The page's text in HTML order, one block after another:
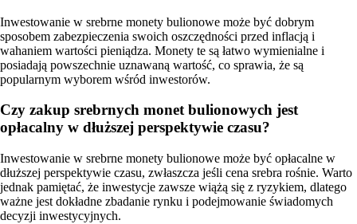
Inwestowanie w srebrne monety bulionowe może być dobrym
sposobem zabezpieczenia swoich oszczędności przed inflacją i
wahaniem wartości pieniądza. Monety te są łatwo wymienialne i
posiadają powszechnie uznawaną wartość, co sprawia, że są
popularnym wyborem wśród inwestorów.
Czy zakup srebrnych monet bulionowych jest
opłacalny w dłuższej perspektywie czasu?
Inwestowanie w srebrne monety bulionowe może być opłacalne w
dłuższej perspektywie czasu, zwłaszcza jeśli cena srebra rośnie. Warto
jednak pamiętać, że inwestycje zawsze wiążą się z ryzykiem, dlatego
ważne jest dokładne zbadanie rynku i podejmowanie świadomych
decyzji inwestycyjnych.